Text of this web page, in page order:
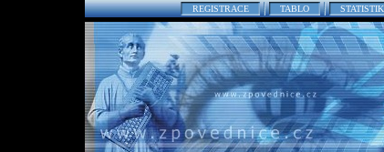
REGISTRACE TABLO